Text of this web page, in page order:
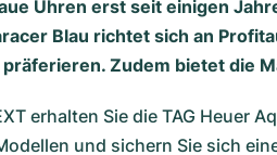
Uhren erst seit einigen
Blau richtet sich an
Zudem bietet die
erhalten Sie die TAG Heuer
und sichern Sie sich